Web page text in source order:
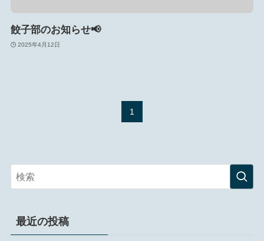
餃子部のお知らせ📢
2025年4月12日
1
最近の投稿